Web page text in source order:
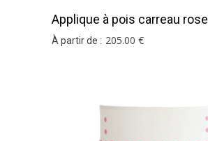
Applique à pois carreau rose
À partir de : 205.00 €